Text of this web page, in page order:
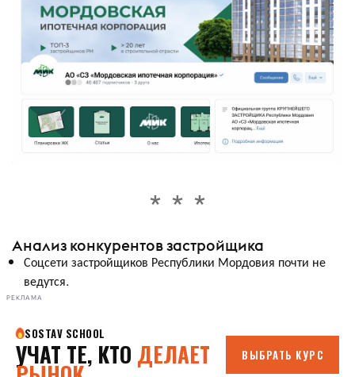
Анализ конкурентов застройщика
Соцсети застройщиков Республики Мордовия почти не
ведутся.
РЕКЛАМА